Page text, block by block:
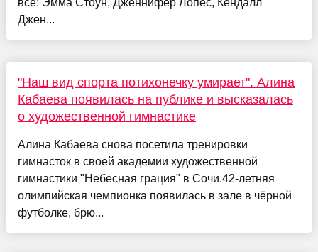
все: Эмма Стоун, Дженнифер Лопес, Кендалл
Джен...
"Наш вид спорта потихонечку умирает". Алина
Кабаева появилась на публике и высказалась
о художественной гимнастике
Алина Кабаева снова посетила тренировки
гимнасток в своей академии художественной
гимнастики "Небесная грация" в Сочи.42-летняя
олимпийская чемпионка появилась в зале в чёрной
футболке, брю...